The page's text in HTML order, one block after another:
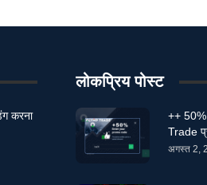
करना
लोकप्रिय पोस्ट
++
Trade
अगस्त 2,